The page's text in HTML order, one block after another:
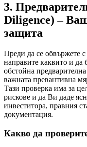
3.
Diligence) –
защита
Преди да се обвържете
направите каквито и
обстойна
важната превантивна
Тази проверка има за
рискове и да Ви даде
инвеститора, правния
документация.
Какво да